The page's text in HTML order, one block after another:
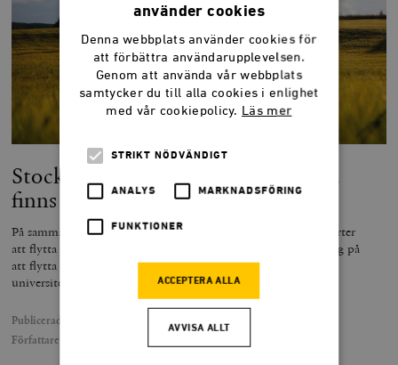
Stockholmare, flytta dit bostäderna
finns
På samma sätt som det är naturligt för ungdomar från bruksorter
att flytta till Stockholm bör Stockholmsungdomar ställa in sig på
att flytta ut från stan, skriver Ingemar Bengtsson,
universitetslektor i fastighetsvetenskap vid Lunds universitet.
Publicerad
Författare
använder cookies
Denna webbplats använder cookies för
att förbättra användarupplevelsen.
Genom att använda vår webbplats
samtycker du till alla cookies i enlighet
med vår cookiepolicy. Läs mer
STRIKT NÖDVÄNDIGT
ANALYS MARKNADSFÖRING
FUNKTIONER
ACCEPTERA ALLA
AVVISA ALLT